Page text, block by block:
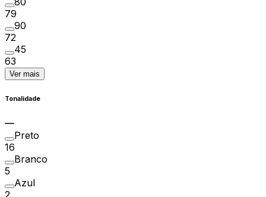
79
90
72
45
63
Ver mais
Tonalidade
Preto
16
Branco
5
Azul